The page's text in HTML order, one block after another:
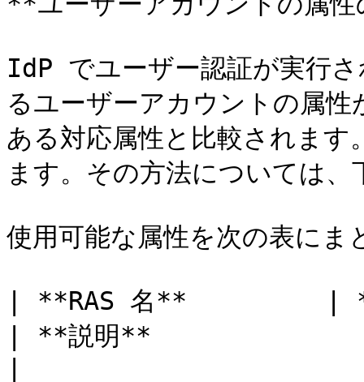
IdP でユーザー認証が実
るユーザーアカウントの属
ある対応属性と比較されま
ます。その方法については
使用可能な属性を次の表にま
| **RAS 名**         |
| **説明**